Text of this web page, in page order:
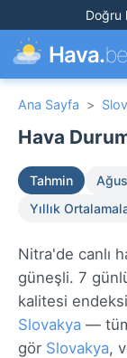
Doğru
Hava.
Ana Sayfa >
Hava
Tahmin
Yıllık
Nitra'de canlı
güneşli. 7
kalitesi
Slovakya —
gör Slovakya,